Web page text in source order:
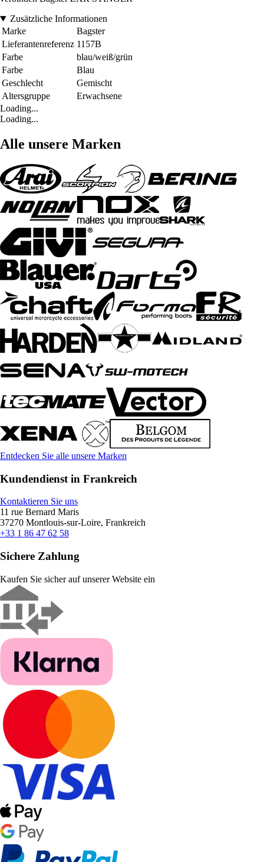
Zusätzliche Informationen
Marke
Bagster
Lieferantenreferenz 1157B
Farbe
blau/weiß/grün
Farbe
Blau
Geschlecht
Gemischt
Altersgruppe
Erwachsene
Loading...
Loading...
Alle unsere Marken
Entdecken Sie alle unsere Marken
Kundendienst in Frankreich
Kontaktieren Sie uns
11 rue Bernard Maris
37270 Montlouis-sur-Loire, Frankreich
+33 1 86 47 62 58
Sichere Zahlung
Kaufen Sie sicher auf unserer Website ein